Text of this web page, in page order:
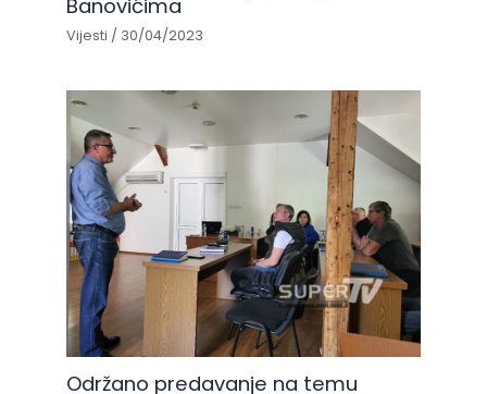
Banovićima
Vijesti / 30/04/2023
Održano predavanje na temu